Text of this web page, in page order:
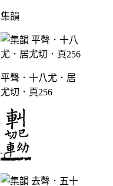
集韻
平聲．十八尤．居
尤切．頁256